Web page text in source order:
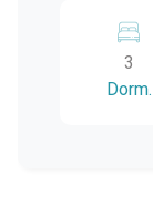
para
família.
próxima à
3
Dorm.